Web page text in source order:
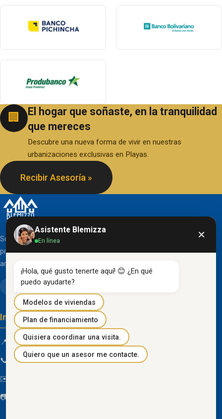
🏢
El hogar que soñaste, en la tranquilidad
que mereces
Descubre una nueva forma de vivir en nuestras
urbanizaciones exclusivas en Playas.
Recibir Asesoría »
Somos una organización líder en el desarrollo de
proyectos inmobiliarios que destacan por su diseño
arquitectónico clásico y acabados de primera línea.
Información de contacto
📍 Km 85 Vía Progreso, Playas, Guayas, Ecuador
📞 096 934 4318
✉️
📷
Asistente Blemizza
En línea ×
¡Hola, qué gusto tenerte aquí! 😊 ¿En qué
puedo ayudarte?
Modelos de viviendas
Plan de financiamiento
Quisiera coordinar una visita.
Quiero que un asesor me contacte.